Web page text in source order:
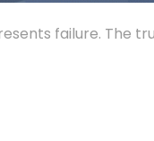
failure. The